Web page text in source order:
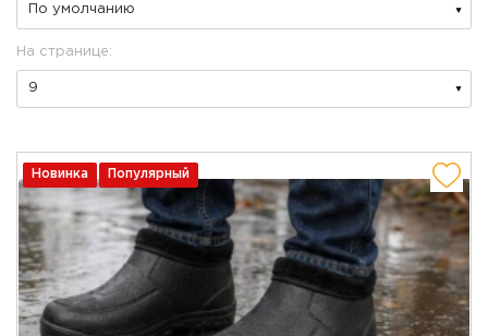
На странице:
Новинка Популярный